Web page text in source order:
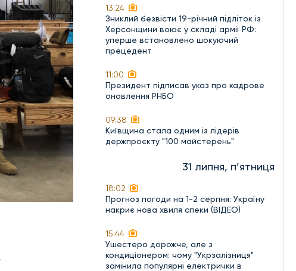
.
13:24
Зниклий безвісти 19-річний підліток із
Херсонщини воює у складі армії РФ:
уперше встановлено шокуючий
прецедент
11:00
Президент підписав указ про кадрове
оновлення РНБО
09:38
Київщина стала одним із лідерів
держпроєкту "100 майстерень"
31 липня, п’ятниця
18:02
Прогноз погоди на 1-2 серпня: Україну
накриє нова хвиля спеки (ВІДЕО)
15:44
Ушестеро дорожче, але з
кондиціонером: чому "Укрзалізниця"
замінила популярні електрички в